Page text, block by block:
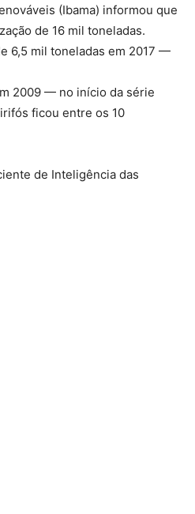
(Ibama) informou que
de 16 mil toneladas.
6,5 mil toneladas em 2017 —
2009 — no início da série
ficou entre os 10
de Inteligência das